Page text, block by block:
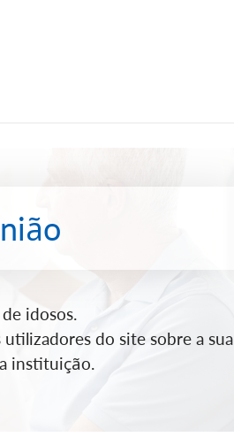
idosos.
do site sobre a sua
instituição.